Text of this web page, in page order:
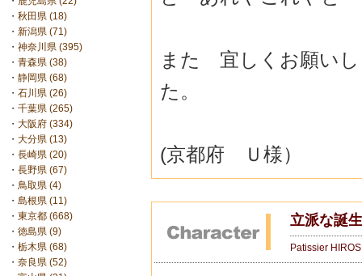
・ 秋田県 (18)
・ 新潟県 (71)
・ 神奈川県 (395)
・ 青森県 (38)
・ 静岡県 (68)
・ 石川県 (26)
・ 千葉県 (265)
・ 大阪府 (334)
・ 大分県 (13)
・ 長崎県 (20)
・ 長野県 (67)
・ 鳥取県 (4)
・ 島根県 (11)
・ 東京都 (668)
・ 徳島県 (9)
・ 栃木県 (68)
・ 奈良県 (52)
また 宜しくお願い
た。
(京都府 Ｕ様）
立派な誕
Patissier